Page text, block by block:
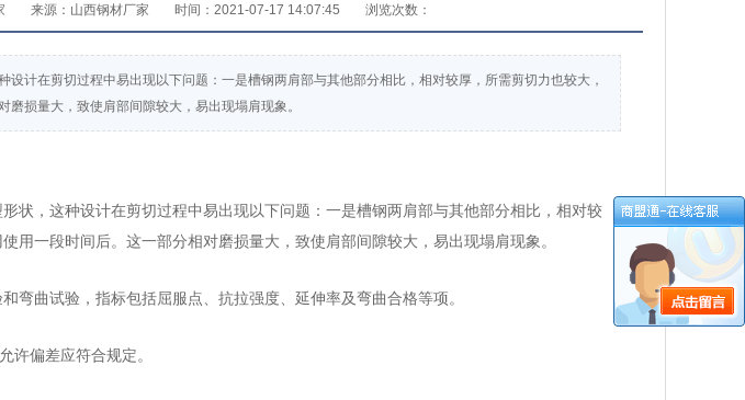
来源：山西钢材厂家 时间：2021-07-17 14:07:45 浏览次数：
计在剪切过程中易出现以下问题：一是槽钢两肩部与其他部分相比，相对较厚，所需剪切力也较大，
损量大，致使肩部间隙较大，易出现塌肩现象。
状，这种设计在剪切过程中易出现以下问题：一是槽钢两肩部与其他部分相比，相对较
用一段时间后。这一部分相对磨损量大，致使肩部间隙较大，易出现塌肩现象。
弯曲试验，指标包括屈服点、抗拉强度、延伸率及弯曲合格等项。
许偏差应符合规定。